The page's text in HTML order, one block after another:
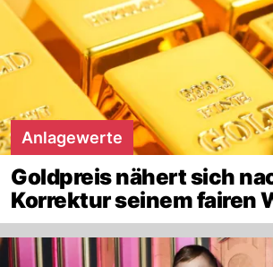
Anlagewerte
Goldpreis nähert sich
Korrektur seinem fairen